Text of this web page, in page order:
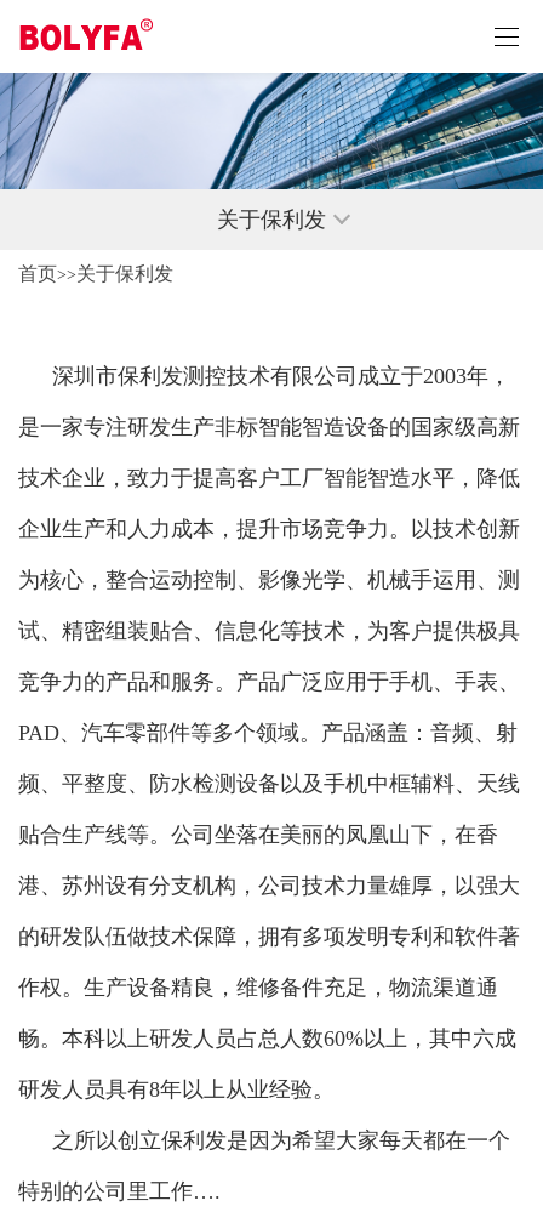
关于保利发
首页>>关于保利发
深圳市保利发测控技术有限公司成立于2003年，
是一家专注研发生产非标智能智造设备的国家级高新
技术企业，致力于提高客户工厂智能智造水平，降低
企业生产和人力成本，提升市场竞争力。以技术创新
为核心，整合运动控制、影像光学、机械手运用、测
试、精密组装贴合、信息化等技术，为客户提供极具
竞争力的产品和服务。产品广泛应用于手机、手表、
PAD、汽车零部件等多个领域。产品涵盖：音频、射
频、平整度、防水检测设备以及手机中框辅料、天线
贴合生产线等。公司坐落在美丽的凤凰山下，在香
港、苏州设有分支机构，公司技术力量雄厚，以强大
的研发队伍做技术保障，拥有多项发明专利和软件著
作权。生产设备精良，维修备件充足，物流渠道通
畅。本科以上研发人员占总人数60%以上，其中六成
研发人员具有8年以上从业经验。
之所以创立保利发是因为希望大家每天都在一个
特别的公司里工作….